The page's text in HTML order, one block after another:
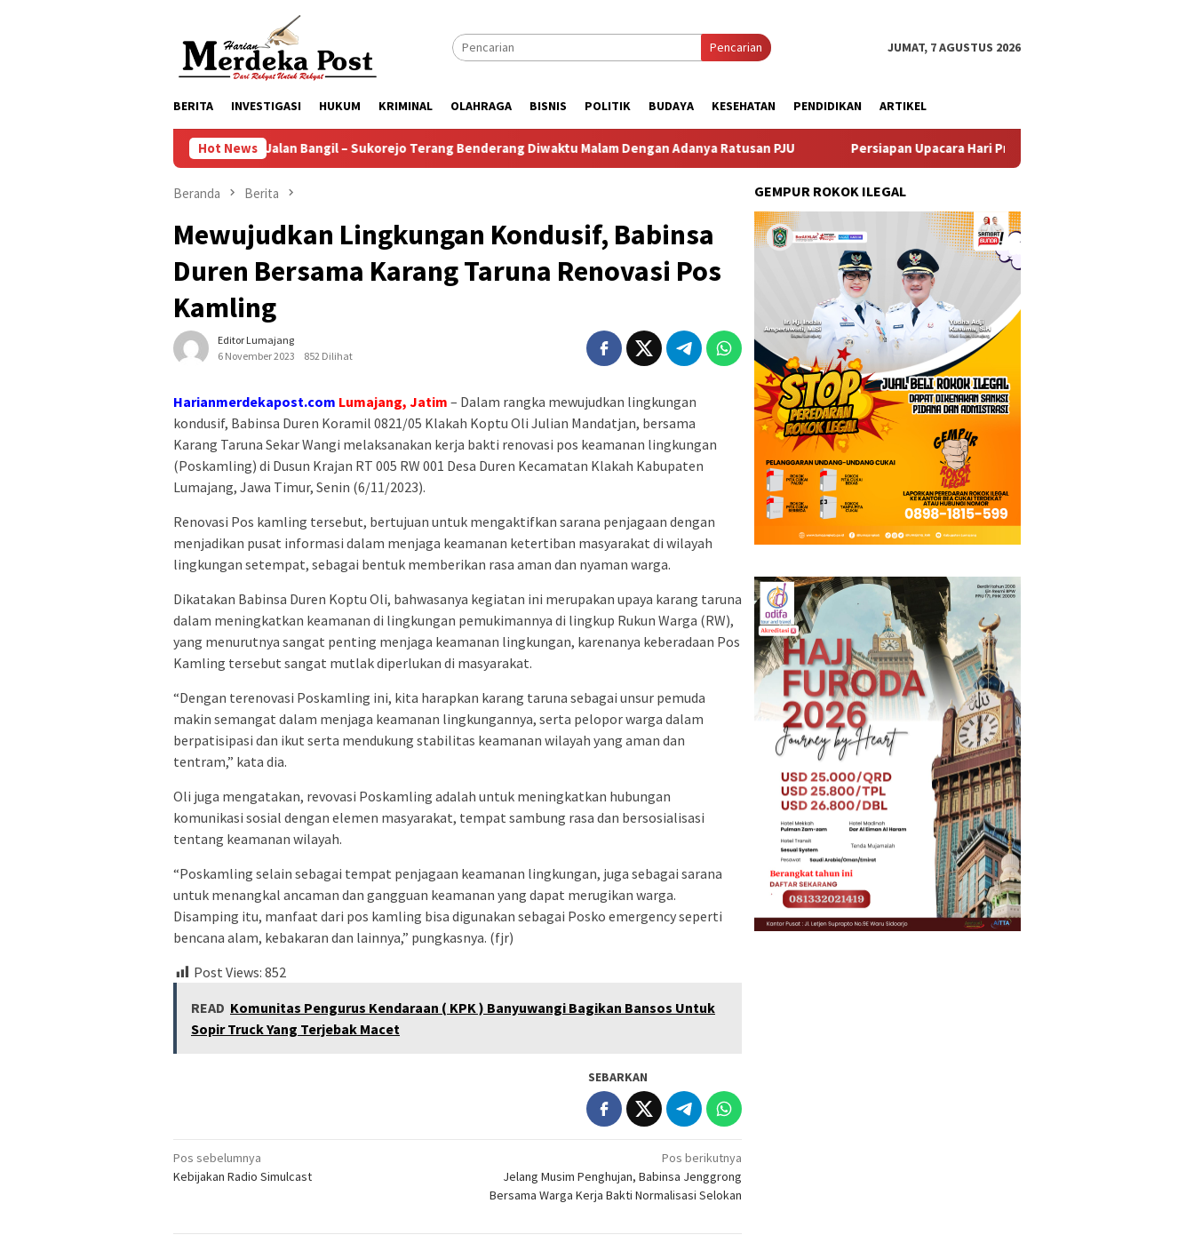
Pencarian JUMAT, 7 AGUSTUS 2026
BERITA INVESTIGASI HUKUM KRIMINAL OLAHRAGA BISNIS POLITIK BUDAYA KESEHATAN PENDIDIKAN ARTIKEL
Hot News
Ruas Jalan Bangil – Sukorejo Terang Benderang Diwaktu Malam Dengan Adanya Ratusan PJU Persiapan Upacara Hari Proklamasi Kemerdekaan RI Ke 81 Kecamatan
Beranda Berita
Mewujudkan Lingkungan Kondusif, Babinsa
Duren Bersama Karang Taruna Renovasi Pos
Kamling
Editor Lumajang
6 November 2023
852 Dilihat
Harianmerdekapost.com Lumajang, Jatim – Dalam rangka mewujudkan lingkungan
kondusif, Babinsa Duren Koramil 0821/05 Klakah Koptu Oli Julian Mandatjan, bersama
Karang Taruna Sekar Wangi melaksanakan kerja bakti renovasi pos keamanan lingkungan
(Poskamling) di Dusun Krajan RT 005 RW 001 Desa Duren Kecamatan Klakah Kabupaten
Lumajang, Jawa Timur, Senin (6/11/2023).
Renovasi Pos kamling tersebut, bertujuan untuk mengaktifkan sarana penjagaan dengan
menjadikan pusat informasi dalam menjaga keamanan ketertiban masyarakat di wilayah
lingkungan setempat, sebagai bentuk memberikan rasa aman dan nyaman warga.
Dikatakan Babinsa Duren Koptu Oli, bahwasanya kegiatan ini merupakan upaya karang taruna
dalam meningkatkan keamanan di lingkungan pemukimannya di lingkup Rukun Warga (RW),
yang menurutnya sangat penting menjaga keamanan lingkungan, karenanya keberadaan Pos
Kamling tersebut sangat mutlak diperlukan di masyarakat.
“Dengan terenovasi Poskamling ini, kita harapkan karang taruna sebagai unsur pemuda
makin semangat dalam menjaga keamanan lingkungannya, serta pelopor warga dalam
berpatisipasi dan ikut serta mendukung stabilitas keamanan wilayah yang aman dan
tentram,” kata dia.
Oli juga mengatakan, revovasi Poskamling adalah untuk meningkatkan hubungan
komunikasi sosial dengan elemen masyarakat, tempat sambung rasa dan bersosialisasi
tentang keamanan wilayah.
“Poskamling selain sebagai tempat penjagaan keamanan lingkungan, juga sebagai sarana
untuk menangkal ancaman dan gangguan keamanan yang dapat merugikan warga.
Disamping itu, manfaat dari pos kamling bisa digunakan sebagai Posko emergency seperti
bencana alam, kebakaran dan lainnya,” pungkasnya. (fjr)
Post Views: 852
READ Komunitas Pengurus Kendaraan ( KPK ) Banyuwangi Bagikan Bansos Untuk
Sopir Truck Yang Terjebak Macet
SEBARKAN
Navigasi
pos
Pos sebelumnya
Kebijakan Radio Simulcast
Pos berikutnya
Jelang Musim Penghujan, Babinsa Jenggrong
Bersama Warga Kerja Bakti Normalisasi Selokan
GEMPUR ROKOK ILEGAL